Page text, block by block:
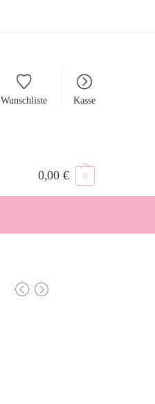
Wunschliste Kasse
0,00 € 0